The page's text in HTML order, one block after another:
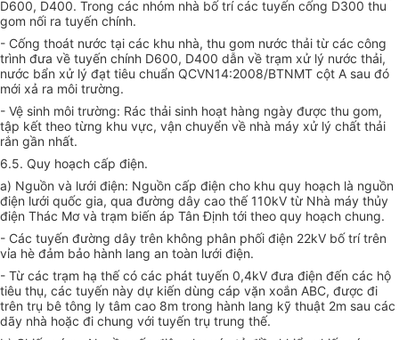
D600, D400. Trong các nhóm nhà bố trí các tuyến cống D300 thu
gom nối ra tuyến chính.
- Cống thoát nước tại các khu nhà, thu gom nước thải từ các công
trình đưa về tuyến chính D600, D400 dẫn về trạm xử lý nước thải,
nước bẩn xử lý đạt tiêu chuẩn QCVN14:2008/BTNMT cột A sau đó
mới xả ra môi trường.
- Vệ sinh môi trường: Rác thải sinh hoạt hàng ngày được thu gom,
tập kết theo từng khu vực, vận chuyển về nhà máy xử lý chất thải
rắn gần nhất.
6.5. Quy hoạch cấp điện.
a) Nguồn và lưới điện: Nguồn cấp điện cho khu quy hoạch là nguồn
điện lưới quốc gia, qua đường dây cao thế 110kV từ Nhà máy thủy
điện Thác Mơ và trạm biến áp Tân Định tới theo quy hoạch chung.
- Các tuyến đường dây trên không phân phối điện 22kV bố trí trên
vỉa hè đảm bảo hành lang an toàn lưới điện.
- Từ các trạm hạ thế có các phát tuyến 0,4kV đưa điện đến các hộ
tiêu thụ, các tuyến này dự kiến dùng cáp vặn xoắn ABC, được đi
trên trụ bê tông ly tâm cao 8m trong hành lang kỹ thuật 2m sau các
dãy nhà hoặc đi chung với tuyến trụ trung thế.